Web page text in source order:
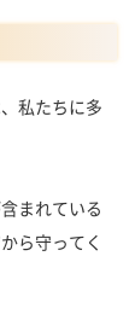
私たちに多
まれている
ら守ってく